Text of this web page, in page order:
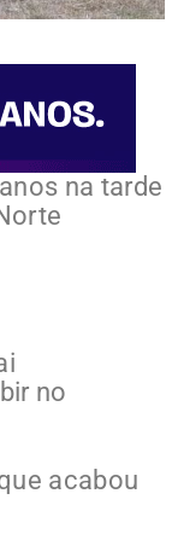
na tarde
no
acabou